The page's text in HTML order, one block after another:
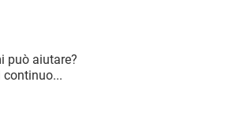
WHATSAPP
può aiutare?
continuo...